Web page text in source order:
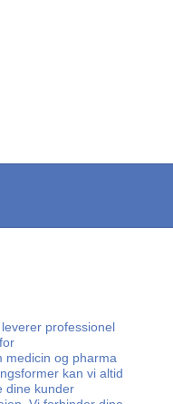
professionel
medicin og pharma
kan vi altid
dine kunder